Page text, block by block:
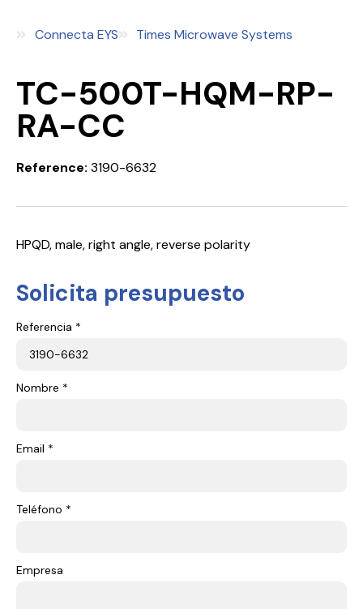
Connecta EYS Times Microwave Systems
TC-500T-HQM-RP-
RA-CC
Reference: 3190-6632
HPQD, male, right angle, reverse polarity
Solicita presupuesto
Referencia *
Nombre *
Email *
Teléfono *
Empresa